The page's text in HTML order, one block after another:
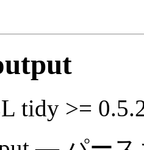
tidy >=